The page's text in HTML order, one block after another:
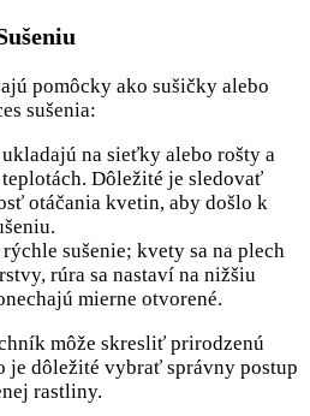
pomôcky ako sušičky alebo
sušenia:
na sieťky alebo rošty a
Dôležité je sledovať
otáčania kvetin, aby došlo k
sušenie; kvety sa na plech
rúra sa nastaví na nižšiu
mierne otvorené.
môže skresliť prirodzenú
je dôležité vybrať správny postup
rastliny.